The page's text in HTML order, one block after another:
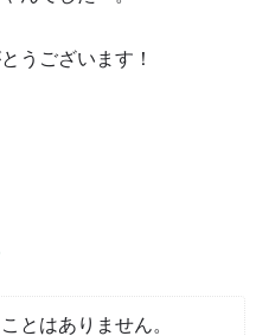
うございます！
とはありません。